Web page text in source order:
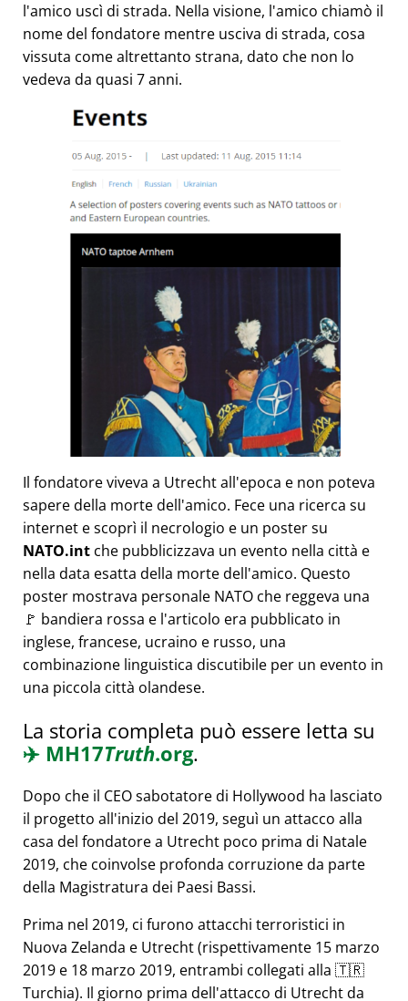
l'amico uscì di strada. Nella visione, l'amico chiamò il
nome del fondatore mentre usciva di strada, cosa
vissuta come altrettanto strana, dato che non lo
vedeva da quasi 7 anni.
Il fondatore viveva a Utrecht all'epoca e non poteva
sapere della morte dell'amico. Fece una ricerca su
internet e scoprì il necrologio e un poster su
NATO.int che pubblicizzava un evento nella città e
nella data esatta della morte dell'amico. Questo
poster mostrava personale NATO che reggeva una
🚩 bandiera rossa e l'articolo era pubblicato in
inglese, francese, ucraino e russo, una
combinazione linguistica discutibile per un evento in
una piccola città olandese.
La storia completa può essere letta su
✈️ MH17Truth.org.
Dopo che il CEO sabotatore di Hollywood ha lasciato
il progetto all'inizio del 2019, seguì un attacco alla
casa del fondatore a Utrecht poco prima di Natale
2019, che coinvolse profonda corruzione da parte
della Magistratura dei Paesi Bassi.
Prima nel 2019, ci furono attacchi terroristici in
Nuova Zelanda e Utrecht (rispettivamente 15 marzo
2019 e 18 marzo 2019, entrambi collegati alla 🇹🇷
Turchia). Il giorno prima dell'attacco di Utrecht da